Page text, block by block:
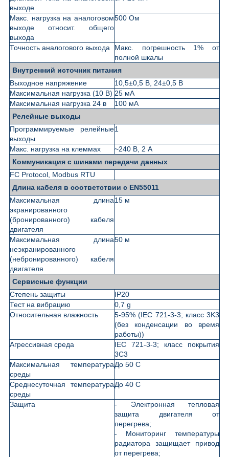
выходе
Макс. нагрузка на аналоговом
выходе относит. общего
выхода
500 Ом
Точность аналогового выхода
Макс. погрешность 1% от
полной шкалы
Внутренний источник питания
Выходное напряжение
10,5±0,5 В, 24±0,5 В
Максимальная нагрузка (10 В) 25 мА
Максимальная нагрузка 24 в
100 мА
Релейные выходы
Программируемые релейные
выходы
1
Макс. нагрузка на клеммах
~240 В, 2 А
Коммуникация с шинами передачи данных
FC Protocol, Modbus RTU
Длина кабеля в соответствии с EN55011
Максимальная длина
экранированного
(бронированного) кабеля
двигателя
15 м
Максимальная длина
неэкранированного
(небронированного) кабеля
двигателя
50 м
Сервисные функции
Степень защиты
IP20
Тест на вибрацию
0,7 g
Относительная влажность
5-95% (IEC 721-3-3; класс 3K3
(без конденсации во время
работы))
Агрессивная среда
IEC 721-3-3; класс покрытия
3С3
Максимальная температура
среды
До 50 С
Среднесуточная температура
среды
До 40 С
Защита
- Электронная тепловая
защита двигателя от
перегрева;
- Мониторинг температуры
радиатора защищает привод
от перегрева;